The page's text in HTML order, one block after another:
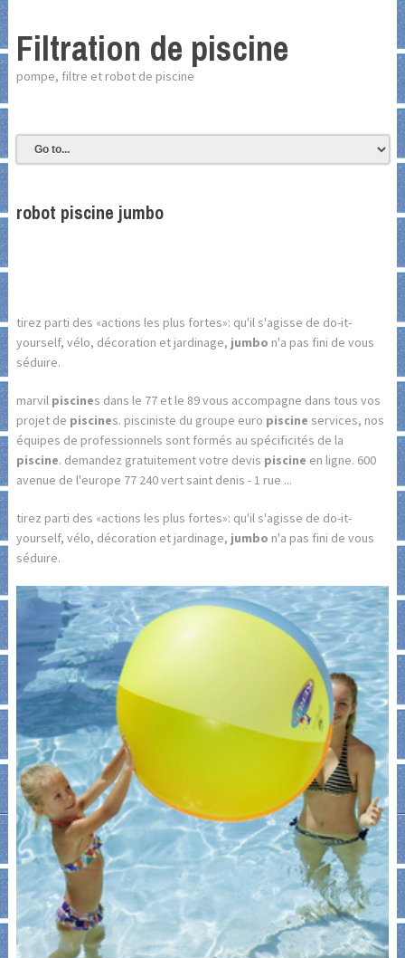
Filtration de piscine
pompe, filtre et robot de piscine
robot piscine jumbo
tirez parti des «actions les plus fortes»: qu'il s'agisse de do-it-
yourself, vélo, décoration et jardinage, jumbo n'a pas fini de vous
séduire.
marvil piscines dans le 77 et le 89 vous accompagne dans tous vos
projet de piscines. pisciniste du groupe euro piscine services, nos
équipes de professionnels sont formés au spécificités de la
piscine. demandez gratuitement votre devis piscine en ligne. 600
avenue de l'europe 77 240 vert saint denis - 1 rue ...
tirez parti des «actions les plus fortes»: qu'il s'agisse de do-it-
yourself, vélo, décoration et jardinage, jumbo n'a pas fini de vous
séduire.